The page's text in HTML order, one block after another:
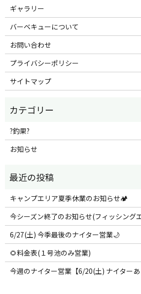
ギャラリー
バーベキューについて
お問い合わせ
プライバシーポリシー
サイトマップ
?釣果?
お知らせ
キャンプエリア夏季休業のお知らせ🏕️
今シーズン終了のお知らせ(フィッシング
6/27(土) 今季最後のナイター営業🌙
🌻料金表(１号池のみ営業)
今週のナイター営業【6/20(土) ナイターあ